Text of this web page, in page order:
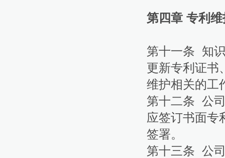
第四章 专利维
第十一条 知
更新专利证书
维护相关的工
第十二条 公
应签订书面专
签署。
第十三条 公